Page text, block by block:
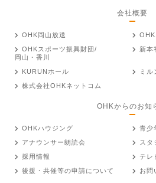
会社概要
OHK岡山放送
OHKスポーツ振興財団/
岡山・香川
新本
KURUNホール
ミル
株式会社OHKネットコム
OHKからのお知
OHKハウジング
青少
アナウンサー朗読会
スタ
採用情報
テレ
後援・共催等の申請について
お問